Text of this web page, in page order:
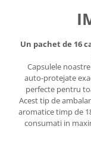
Un pachet de 16
Capsulele
auto-protejate
perfecte pentru
Acest tip de
aromatice timp de
consumati in